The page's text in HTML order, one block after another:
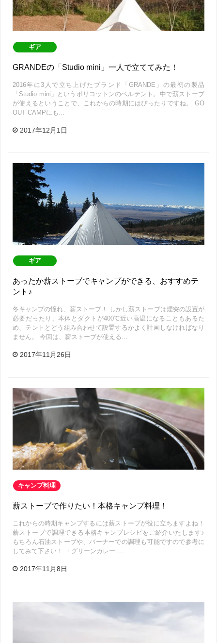
ギア
GRANDEの「Studio mini」一人で立ててみた！
2016年に3人で立ち上げたブランド「GRANDE」の最初の製品
「Studio mini」というポリコットンのベルテント。中で薪ストーブ
が使えるということで、これからの時期にはぴったりですね。 GO
OUT CAMPにも…
2017年12月1日
ギア
あったか薪ストーブでキャンプができる、おすすめテ
ント♪
冬キャンプの憧れ、薪ストーブ！ しかし薪ストーブは煙突の設置が
必要だったり、本体とダクトが400℃近い高温になることもあるた
め、テントとどう組み合わせて設置するかよく計画しなければなり
ません。 今回は、薪ストーブが使える…
2017年11月26日
キャンプ料理
薪ストーブで作りたい！本格キャンプ料理！
これからの時期キャンプするには薪ストーブが役に立ちますよね！
薪ストーブで調理できる本格キャンプレシピをご紹介いたします♪
もちろん石油ストーブや、バーナーでの調理も可能ですので参考に
してみて下さい！ ・グリーンカレー …
2017年11月8日